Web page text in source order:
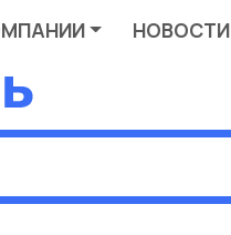
НОВОСТИ